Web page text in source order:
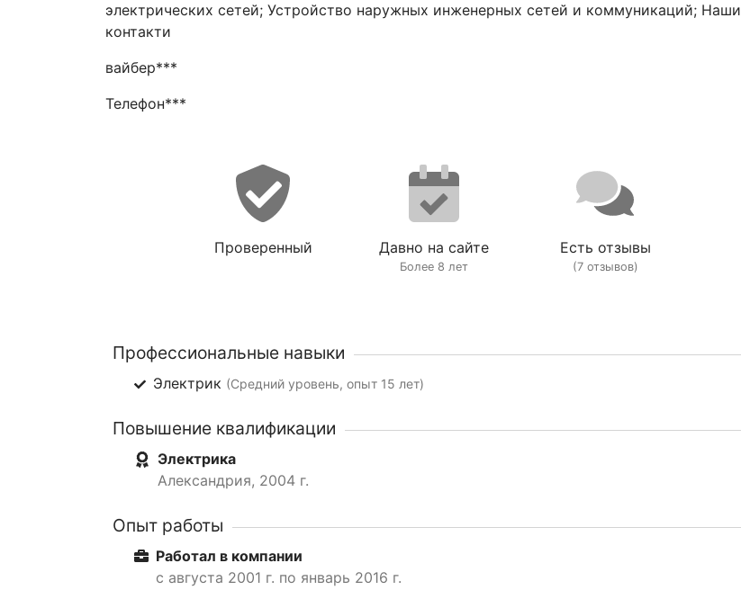
электрических сетей; Устройство наружных инженерных сетей и коммуникаций; Наши
контакти
вайбер***
Телефон***
Проверенный Давно на сайте
Более 8 лет
Есть отзывы
(7 отзывов)
Профессиональные навыки
Электрик (Средний уровень, опыт 15 лет)
Повышение квалификации
Электрика
Александрия, 2004 г.
Опыт работы
Работал в компании
с августа 2001 г. по январь 2016 г.